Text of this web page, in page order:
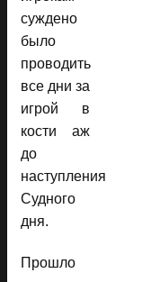
суждено
было
проводить
все дни за
игрой в
кости аж
до
наступления
Судного
дня.
Прошло